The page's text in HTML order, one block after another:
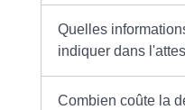
Quelles
indiquer dans
Combien coûte la